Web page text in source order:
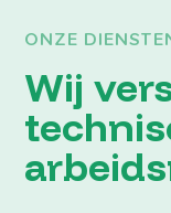
ONZE
Wij